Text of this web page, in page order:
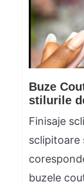
Buze
stilurile
Finisaje
sclipitoare
buzele